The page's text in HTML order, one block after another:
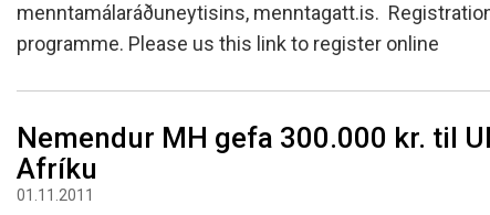
menntamálaráðuneytisins, menntagatt.is.
programme. Please us this link to register online
Nemendur MH gefa 300.000 kr. til
Afríku
01.11.2011